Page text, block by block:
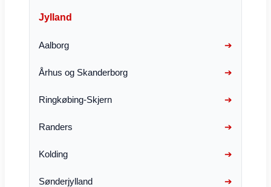
Jylland
Aalborg
Århus og Skanderborg
Ringkøbing-Skjern
Randers
Kolding
Sønderjylland